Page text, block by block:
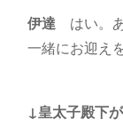
伊達 はい。
一緒にお迎え
↓皇太子殿下